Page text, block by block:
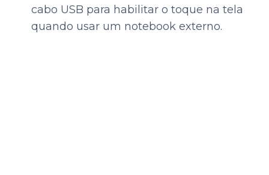
cabo USB para habilitar o toque na tela
quando usar um notebook externo.